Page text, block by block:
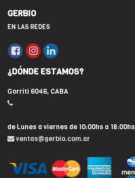
GERBIO
EN LAS REDES
¿DÓNDE ESTAMOS?
Gorriti 6046, CABA
de Lunes a viernes de 10:00hs a 18:00hs
ventas@gerbio.com.ar